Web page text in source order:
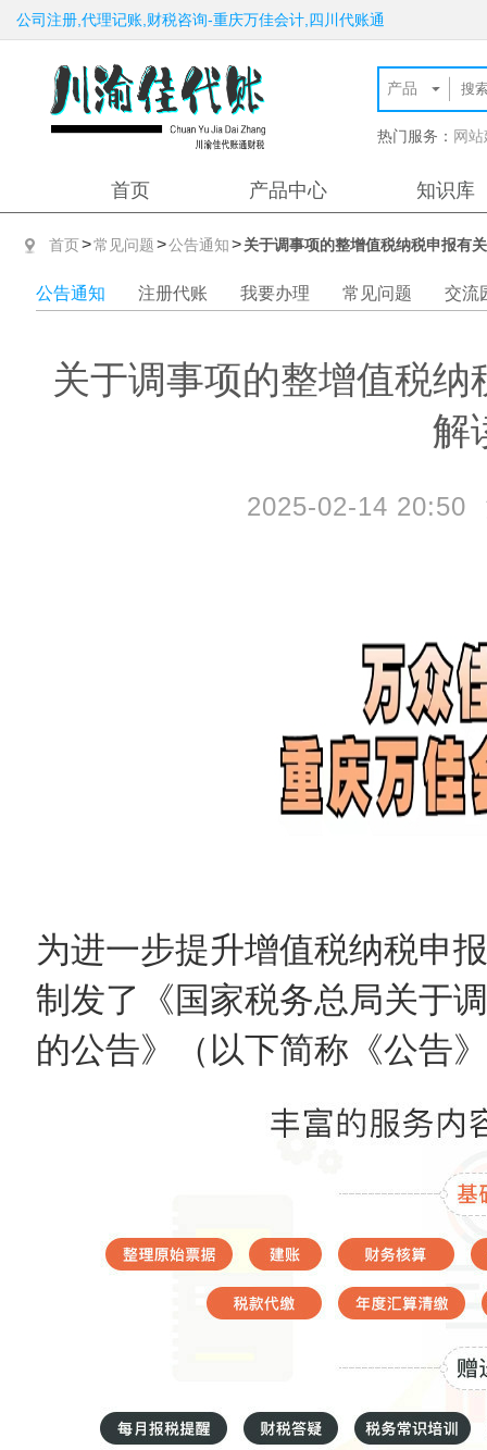
公司注册,代理记账,财税咨询-重庆万佳会计,四川代账通
热门服务： 网
首页 产品中心 知识库
首页>常见问题>公告通知> 关于调事项的整增值税纳税申报有
公告通知 注册代账 我要办理 常见问题 交流
关于调事项的整增值税
解
2025-02-14 20:50
为进一步提升增值税纳税申
制发了《国家税务总局关于
的公告》（以下简称《公告